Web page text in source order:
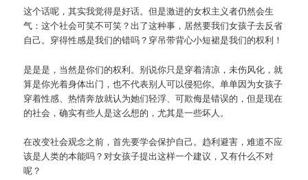
这个话呢，其实我觉得是好话。但是激进的女权主义者仍然会生
气：这个社会可笑不可笑？出了这种事，居然要我们女孩子去反省
自己。穿得性感是我们的错吗？穿吊带背心小短裙是我们的权利！
是是是，当然是你们的权利。别说你只是穿着清凉，未伤风化，就
算是你光着身体出门，也不代表别人可以侵犯你。单单因为女孩子
穿着性感、热情奔放就认为她们轻浮、可欺侮是错误的，但是现在
的社会，确实有些人是这么想的，尤其是一些坏人。
在改变社会观念之前，首先要学会保护自己。趋利避害，难道不应
该是人类的本能吗？对女孩子提出这样一个建议，又有什么不对
呢？